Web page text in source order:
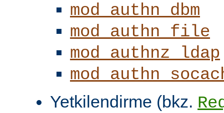
mod_authn_dbm
mod_authn_file
mod_authnz_ldap
Yetkilendirme (bkz.